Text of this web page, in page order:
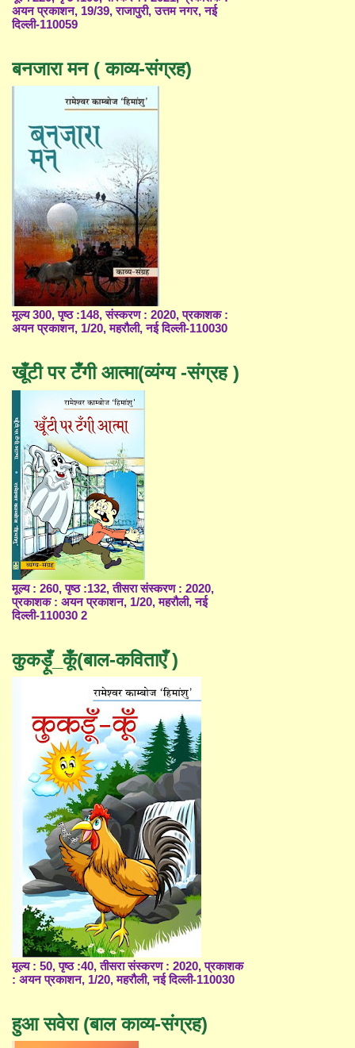
अयन प्रकाशन, 19/39, राजापुरी, उत्तम नगर, नई
दिल्ली-110059
बनजारा मन ( काव्य-संग्रह)
मूल्य 300, पृष्ठ :148, संस्करण : 2020, प्रकाशक :
अयन प्रकाशन, 1/20, महरौली, नई दिल्ली-110030
खूँटी पर टँगी आत्मा(व्यंग्य -संग्रह )
मूल्य : 260, पृष्ठ :132, तीसरा संस्करण : 2020,
प्रकाशक : अयन प्रकाशन, 1/20, महरौली, नई
दिल्ली-110030 2
कुकड़ूँ_कूँ(बाल-कविताएँ )
मूल्य : 50, पृष्ठ :40, तीसरा संस्करण : 2020, प्रकाशक
: अयन प्रकाशन, 1/20, महरौली, नई दिल्ली-110030
हुआ सवेरा (बाल काव्य-संग्रह)